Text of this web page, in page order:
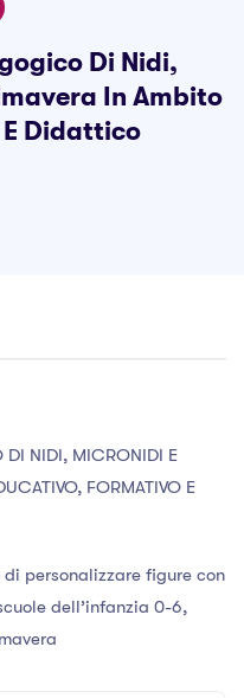
Di Nidi,
In Ambito
Didattico
NIDI, MICRONIDI E
FORMATIVO E
personalizzare figure con
dell’infanzia 0-6,